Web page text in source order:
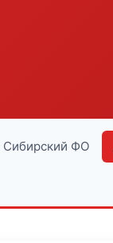
Сибирский ФО